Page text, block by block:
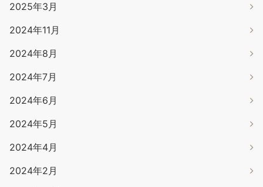
2025年3月
2024年11月
2024年8月
2024年7月
2024年6月
2024年5月
2024年4月
2024年2月